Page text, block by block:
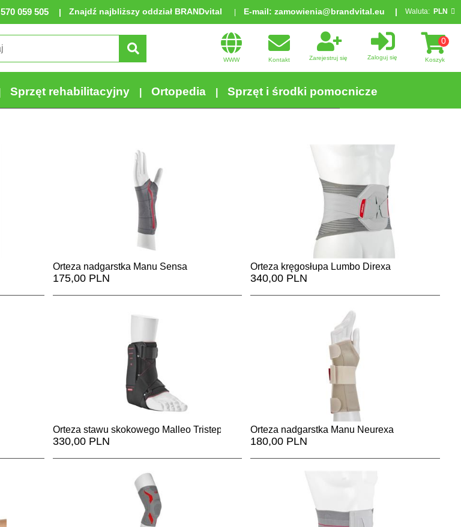
570 059 505 Znajdź najbliższy oddział BRANDvital E-mail: zamowienia@brandvital.eu Waluta: PLN
WWW Kontakt Zarejestruj się Zaloguj się
0
Koszyk
Sprzęt rehabilitacyjny Ortopedia Sprzęt i środki pomocnicze
Orteza nadgarstka Manu Sensa
175,00 PLN
Orteza kręgosłupa Lumbo Direxa
340,00 PLN
Orteza stawu skokowego Malleo Tristep
330,00 PLN
Orteza nadgarstka Manu Neurexa
180,00 PLN